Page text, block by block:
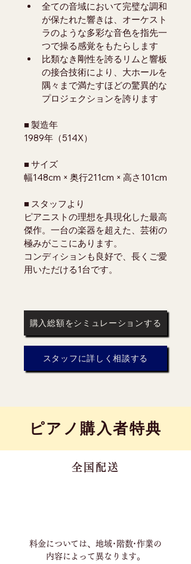
全ての音域において完璧な調和
が保たれた響きは、オーケスト
ラのような多彩な音色を指先一
つで操る感覚をもたらします
比類なき剛性を誇るリムと響板
の接合技術により、大ホールを
隅々まで満たすほどの驚異的な
プロジェクションを誇ります
■ 製造年
1989年（514X）
■ サイズ
幅148cm × 奥行211cm × 高さ101cm
■ スタッフより
ピアニストの理想を具現化した最高
傑作。一台の楽器を超えた、芸術の
極みがここにあります。
コンディションも良好で、長くご愛
用いただける1台です。
購入総額をシミュレーションする
スタッフに詳しく相談する
​ピアノ購入者特典
全国配送
料金については、地域･階数･作業の
内容に よって異なります。